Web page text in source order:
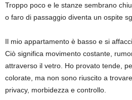
Troppo poco e le stanze sembrano
o faro di passaggio diventa un ospite
Il mio appartamento è basso e si
Ciò significa movimento costante,
attraverso il vetro. Ho provato tende,
colorate, ma non sono riuscito a
privacy, morbidezza e controllo.